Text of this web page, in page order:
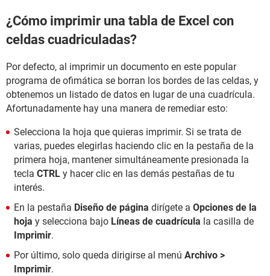
¿Cómo imprimir una tabla de Excel con
celdas cuadriculadas?
Por defecto, al imprimir un documento en este popular
programa de ofimática se borran los bordes de las celdas, y
obtenemos un listado de datos en lugar de una cuadrícula.
Afortunadamente hay una manera de remediar esto:
Selecciona la hoja que quieras imprimir. Si se trata de
varias, puedes elegirlas haciendo clic en la pestaña de la
primera hoja, mantener simultáneamente presionada la
tecla CTRL y hacer clic en las demás pestañas de tu
interés.
En la pestaña Diseño de página dirígete a Opciones de la
hoja y selecciona bajo Líneas de cuadrícula la casilla de
Imprimir.
Por último, solo queda dirigirse al menú Archivo >
Imprimir.